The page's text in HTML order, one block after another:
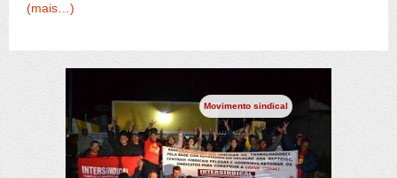
(mais…)
Movimento sindical